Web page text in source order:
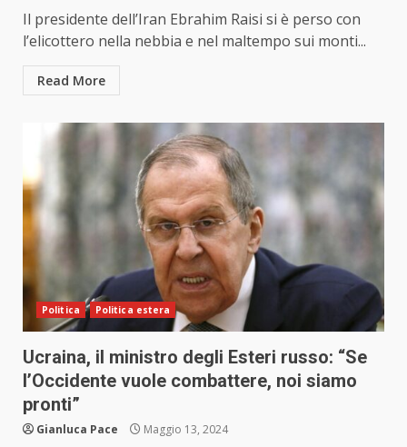
Il presidente dell’Iran Ebrahim Raisi si è perso con
l’elicottero nella nebbia e nel maltempo sui monti...
Read More
Politica Politica estera
Ucraina, il ministro degli Esteri russo: “Se
l’Occidente vuole combattere, noi siamo
pronti”
Gianluca Pace Maggio 13, 2024